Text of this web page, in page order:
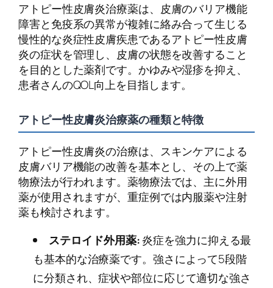
アトピー性皮膚炎治療薬は、皮膚のバリア機能
障害と免疫系の異常が複雑に絡み合って生じる
慢性的な炎症性皮膚疾患であるアトピー性皮膚
炎の症状を管理し、皮膚の状態を改善すること
を目的とした薬剤です。かゆみや湿疹を抑え、
患者さんのQOL向上を目指します。
アトピー性皮膚炎治療薬の種類と特徴
アトピー性皮膚炎の治療は、スキンケアによる
皮膚バリア機能の改善を基本とし、その上で薬
物療法が行われます。薬物療法では、主に外用
薬が使用されますが、重症例では内服薬や注射
薬も検討されます。
ステロイド外用薬:炎症を強力に抑える最
も基本的な治療薬です。強さによって5段階
に分類され、症状や部位に応じて適切な強さ